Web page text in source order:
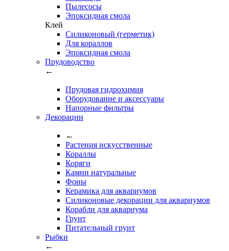
Пылесосы
Эпоксидная смола
Клей
Силиконовый (герметик)
Для кораллов
Эпоксидная смола
Прудоводство
←
Прудовая гидрохимия
Оборудование и аксессуары
Напорные фильтры
Декорации
←
Растения искусственные
Кораллы
Коряги
Камни натуральные
Фоны
Керамика для аквариумов
Силиконовые декорации для аквариумов
Корабли для аквариума
Грунт
Питательный грунт
Рыбки
←